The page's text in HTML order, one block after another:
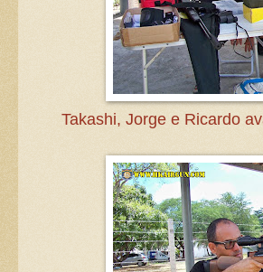
Takashi, Jorge e Ricardo